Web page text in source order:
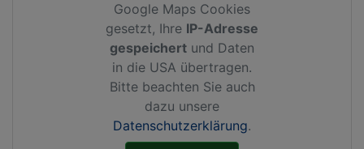
Google Maps Cookies
gesetzt, Ihre IP-Adresse
gespeichert und Daten
in die USA übertragen.
Bitte beachten Sie auch
dazu unsere
Datenschutzerklärung.